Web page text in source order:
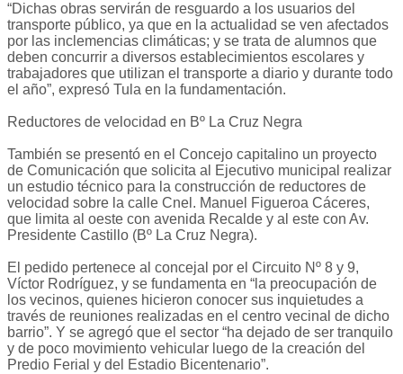
“Dichas obras servirán de resguardo a los usuarios del
transporte público, ya que en la actualidad se ven afectados
por las inclemencias climáticas; y se trata de alumnos que
deben concurrir a diversos establecimientos escolares y
trabajadores que utilizan el transporte a diario y durante todo
el año”, expresó Tula en la fundamentación.
Reductores de velocidad en Bº La Cruz Negra
También se presentó en el Concejo capitalino un proyecto
de Comunicación que solicita al Ejecutivo municipal realizar
un estudio técnico para la construcción de reductores de
velocidad sobre la calle Cnel. Manuel Figueroa Cáceres,
que limita al oeste con avenida Recalde y al este con Av.
Presidente Castillo (Bº La Cruz Negra).
El pedido pertenece al concejal por el Circuito Nº 8 y 9,
Víctor Rodríguez, y se fundamenta en “la preocupación de
los vecinos, quienes hicieron conocer sus inquietudes a
través de reuniones realizadas en el centro vecinal de dicho
barrio”. Y se agregó que el sector “ha dejado de ser tranquilo
y de poco movimiento vehicular luego de la creación del
Predio Ferial y del Estadio Bicentenario”.